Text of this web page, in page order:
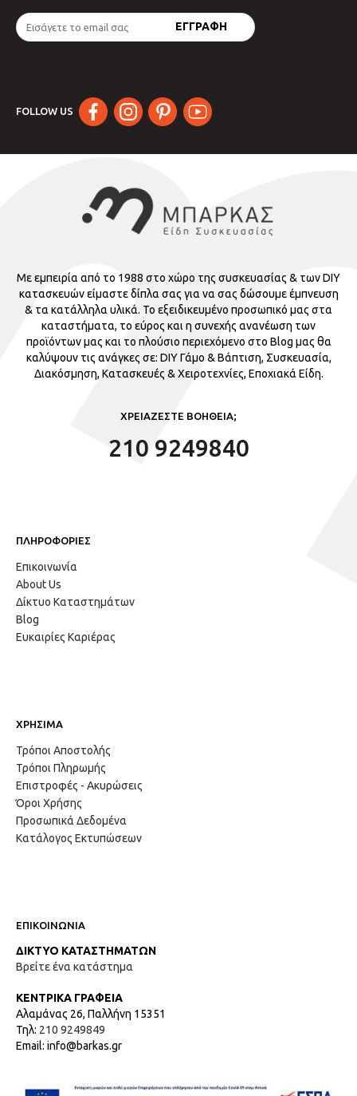
FOLLOW US
Με εμπειρία από το 1988 στο χώρο της συσκευασίας & των DIY
κατασκευών είμαστε δίπλα σας για να σας δώσουμε έμπνευση
& τα κατάλληλα υλικά. Το εξειδικευμένο προσωπικό μας στα
καταστήματα, το εύρος και η συνεχής ανανέωση των
προϊόντων μας και το πλούσιο περιεχόμενο στο Blog μας θα
καλύψουν τις ανάγκες σε: DIY Γάμο & Βάπτιση, Συσκευασία,
Διακόσμηση, Κατασκευές & Χειροτεχνίες, Εποχιακά Είδη.
ΧΡΕΙΑΖΕΣΤΕ ΒΟΗΘΕΙΑ;
210 9249840
ΠΛΗΡΟΦΟΡΙΕΣ
Επικοινωνία
About Us
Δίκτυο Καταστημάτων
Blog
Ευκαιρίες Καριέρας
ΧΡΗΣΙΜΑ
Τρόποι Αποστολής
Τρόποι Πληρωμής
Επιστροφές - Ακυρώσεις
Όροι Χρήσης
Προσωπικά Δεδομένα
Κατάλογος Εκτυπώσεων
ΕΠΙΚΟΙΝΩΝΙΑ
ΔΙΚΤΥΟ ΚΑΤΑΣΤΗΜΑΤΩΝ
Βρείτε ένα κατάστημα
ΚΕΝΤΡΙΚΑ ΓΡΑΦΕΙΑ
Αλαμάνας 26, Παλλήνη 15351
Τηλ: 210 9249849
Email: info@barkas.gr